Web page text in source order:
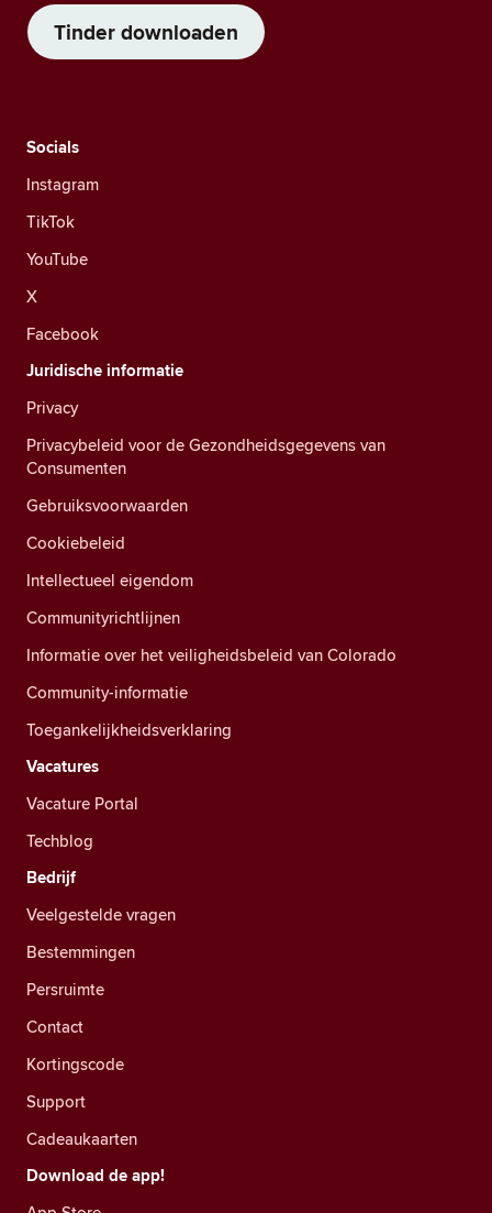
Tinder downloaden
Socials
Instagram
TikTok
YouTube
X
Facebook
Juridische informatie
Privacy
Privacybeleid voor de Gezondheidsgegevens van
Consumenten
Gebruiksvoorwaarden
Cookiebeleid
Intellectueel eigendom
Communityrichtlijnen
Informatie over het veiligheidsbeleid van Colorado
Community-informatie
Toegankelijkheidsverklaring
Vacatures
Vacature Portal
Techblog
Bedrijf
Veelgestelde vragen
Bestemmingen
Persruimte
Contact
Kortingscode
Support
Cadeaukaarten
Download de app!